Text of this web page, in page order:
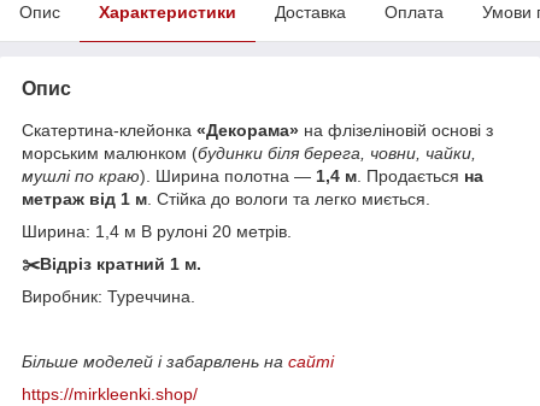
Опис Характеристики Доставка Оплата Умови
Опис
Скатертина-клейонка «Декорама» на флізеліновій основі з
морським малюнком (будинки біля берега, човни, чайки,
мушлі по краю). Ширина полотна — 1,4 м . Продається на
метраж від 1 м . Стійка до вологи та легко миється.
Ширина: 1,4 м В рулоні 20 метрів.
✂️Відріз кратний 1 м.
Виробник: Туреччина.
Більше моделей і забарвлень на сайті
https://mirkleenki.shop/